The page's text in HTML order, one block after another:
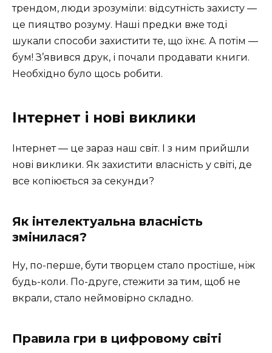
трендом, люди зрозуміли: відсутність захисту —
це пияцтво розуму. Наші предки вже тоді
шукали способи захистити те, що їхнє. А потім —
бум! З’явився друк, і почали продавати книги.
Необхідно було щось робити.
Інтернет і нові виклики
Інтернет — це зараз наш світ. І з ним прийшли
нові виклики. Як захистити власність у світі, де
все копіюється за секунди?
Як інтелектуальна власність
змінилася?
Ну, по-перше, бути творцем стало простіше, ніж
будь-коли. По-друге, стежити за тим, щоб не
вкрали, стало неймовірно складно.
Правила гри в цифровому світі